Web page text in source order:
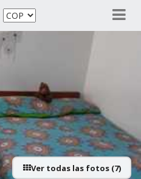
Ver todas las fotos (7)